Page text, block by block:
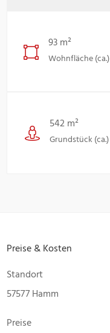
93 m²
Wohnfläche (ca.)
542 m²
Grundstück (ca.)
Preise & Kosten
Standort
57577 Hamm
Preise